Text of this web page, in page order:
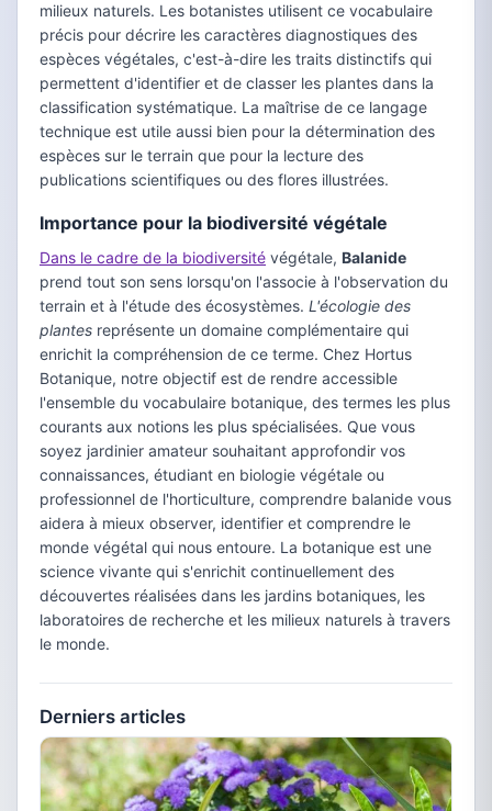
milieux naturels. Les botanistes utilisent ce vocabulaire
précis pour décrire les caractères diagnostiques des
espèces végétales, c'est-à-dire les traits distinctifs qui
permettent d'identifier et de classer les plantes dans la
classification systématique. La maîtrise de ce langage
technique est utile aussi bien pour la détermination des
espèces sur le terrain que pour la lecture des
publications scientifiques ou des flores illustrées.
Importance pour la biodiversité végétale
Dans le cadre de la biodiversité végétale, Balanide
prend tout son sens lorsqu'on l'associe à l'observation du
terrain et à l'étude des écosystèmes. L'écologie des
plantes représente un domaine complémentaire qui
enrichit la compréhension de ce terme. Chez Hortus
Botanique, notre objectif est de rendre accessible
l'ensemble du vocabulaire botanique, des termes les plus
courants aux notions les plus spécialisées. Que vous
soyez jardinier amateur souhaitant approfondir vos
connaissances, étudiant en biologie végétale ou
professionnel de l'horticulture, comprendre balanide vous
aidera à mieux observer, identifier et comprendre le
monde végétal qui nous entoure. La botanique est une
science vivante qui s'enrichit continuellement des
découvertes réalisées dans les jardins botaniques, les
laboratoires de recherche et les milieux naturels à travers
le monde.
Derniers articles